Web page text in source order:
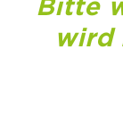
Bitte
wird